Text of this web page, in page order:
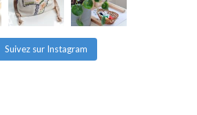
Suivez sur Instagram